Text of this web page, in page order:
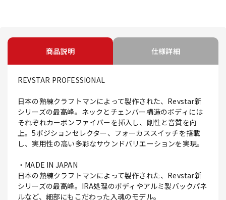
商品説明 仕様詳細
REVSTAR PROFESSIONAL
日本の熟練クラフトマンによって製作された、Revstar新
シリーズの最高峰。ネックとチェンバー構造のボディには
それぞれカーボンファイバーを挿入し、剛性と音質を向
上。5ポジションセレクター、フォーカススイッチを搭載
し、実用性の高い多彩なサウンドバリエーションを実現。
・MADE IN JAPAN
日本の熟練クラフトマンによって製作された、Revstar新
シリーズの最高峰。IRA処理のボディやアルミ製バックパネ
ルなど、細部にもこだわった入魂のモデル。